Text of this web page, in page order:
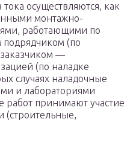
осуществляются, как
монтажно-
работающими по
подрядчиком (по
—
(по наладке
случаях наладочные
и лабораториями
работ принимают участие
(строительные,